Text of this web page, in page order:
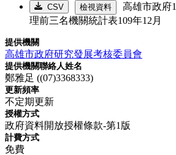
CSV 檢視資料
高雄市政府
理前三名機關統計表109年12月
提供機關
高雄市政府研究發展考核委員會
提供機關聯絡人姓名
鄭雅足 ((07)3368333)
更新頻率
不定期更新
授權方式
政府資料開放授權條款-第1版
計費方式
免費